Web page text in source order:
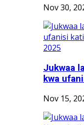
Nov 30,
Jukwaa
kwa
Nov 15,